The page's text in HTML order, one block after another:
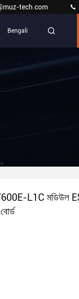
tech.com
Bengali
L1C মডিউল